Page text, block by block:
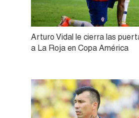
Arturo Vidal le cierra las
a La Roja en Copa América